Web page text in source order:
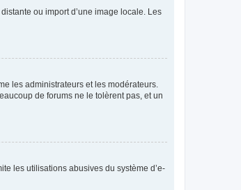
ou import d’une image locale. Les
les administrateurs et les modérateurs.
de forums ne le tolèrent pas, et un
les utilisations abusives du système d’e-